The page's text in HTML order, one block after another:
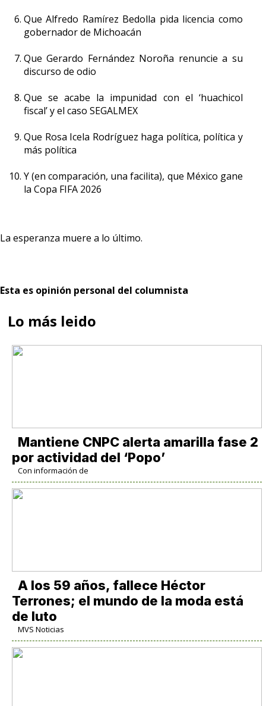
Que Alfredo Ramírez Bedolla pida licencia como
gobernador de Michoacán
Que Gerardo Fernández Noroña renuncie a su
discurso de odio
Que se acabe la impunidad con el ‘huachicol
fiscal’ y el caso SEGALMEX
Que Rosa Icela Rodríguez haga política, política y
más política
Y (en comparación, una facilita), que México gane
la Copa FIFA 2026
La esperanza muere a lo último.
Esta es opinión personal del columnista
Lo más leido
Mantiene CNPC alerta amarilla fase 2
por actividad del ‘Popo’
Con información de
A los 59 años, fallece Héctor
Terrones; el mundo de la moda está
de luto
MVS Noticias